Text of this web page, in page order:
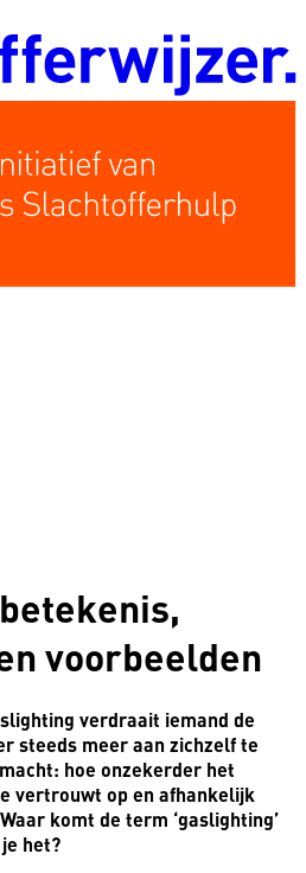
voorbeelden
verdraait iemand de
steeds meer aan zichzelf te
hoe onzekerder het
vertrouwt op en afhankelijk
komt de term ‘gaslighting’
het?